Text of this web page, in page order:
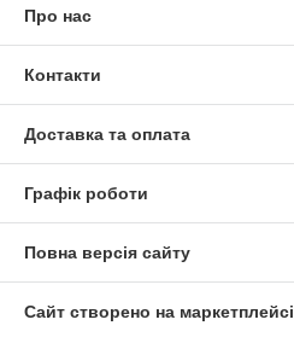
Про нас
Контакти
Доставка та оплата
Графік роботи
Повна версія сайту
Сайт створено на маркетплейсі